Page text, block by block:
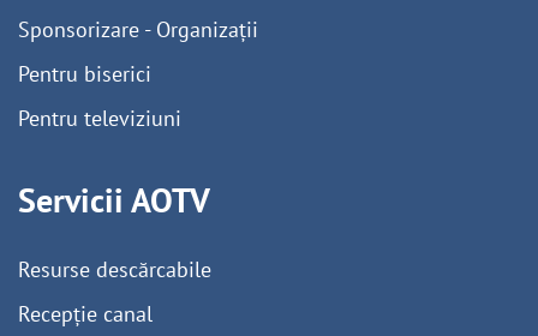
Sponsorizare - Organizații
Pentru biserici
Pentru televiziuni
Servicii AOTV
Resurse descărcabile
Recepție canal